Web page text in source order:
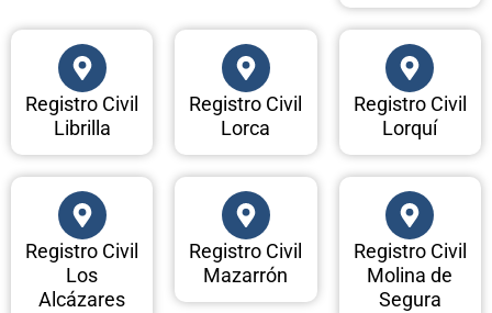
Registro Civil
Librilla
Registro Civil
Lorca
Registro Civil
Lorquí
Registro Civil
Los
Alcázares
Registro Civil
Mazarrón
Registro Civil
Molina de
Segura